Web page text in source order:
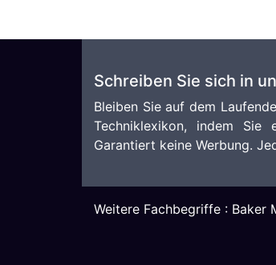
Schreiben Sie sich in
Bleiben Sie auf dem
Techniklexikon, indem Sie
Garantiert keine Werbung.
Weitere Fachbegriffe : Baker